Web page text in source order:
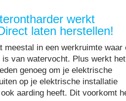
werkt
laten herstellen!
meestal in een werkruimte waar
van watervocht. Plus werkt het
genoeg om je elektrische
op je elektrische installatie
aarding heeft. Dit voorkomt